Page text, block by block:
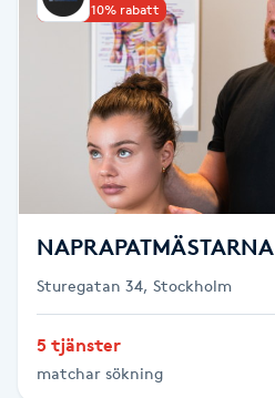
Color correction
Cryoterapi
Damklippning
Dermapen
Diamantslipning
Upp till 10% rabatt
NAPRAPATMÄSTARNA
Sturegatan 34, Stockholm
5 tjänster
matchar sökning